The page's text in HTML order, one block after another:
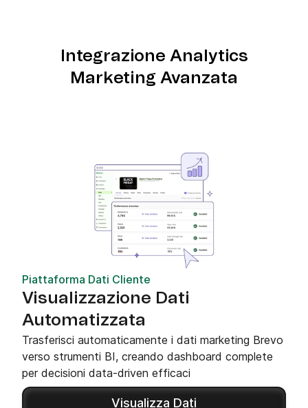
Integrazione Analytics
Marketing Avanzata
Piattaforma Dati Cliente
Visualizzazione Dati
Automatizzata
Trasferisci automaticamente i dati marketing Brevo
verso strumenti BI, creando dashboard complete
per decisioni data-driven efficaci
Visualizza Dati